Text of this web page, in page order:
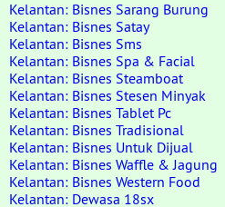
Kelantan: Bisnes Sarang Burung
Kelantan: Bisnes Satay
Kelantan: Bisnes Sms
Kelantan: Bisnes Spa & Facial
Kelantan: Bisnes Steamboat
Kelantan: Bisnes Stesen Minyak
Kelantan: Bisnes Tablet Pc
Kelantan: Bisnes Tradisional
Kelantan: Bisnes Untuk Dijual
Kelantan: Bisnes Waffle & Jagung
Kelantan: Bisnes Western Food
Kelantan: Dewasa 18sx